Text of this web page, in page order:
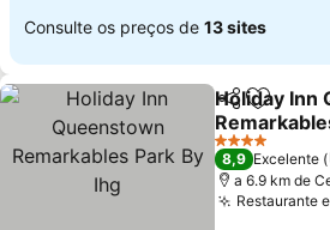
Consulte os preços de 13 sites
Partilhar
Holiday Inn
Ver preços
4 Estrelas
8,9 Excelente
a 6.9 km de
Restaurante